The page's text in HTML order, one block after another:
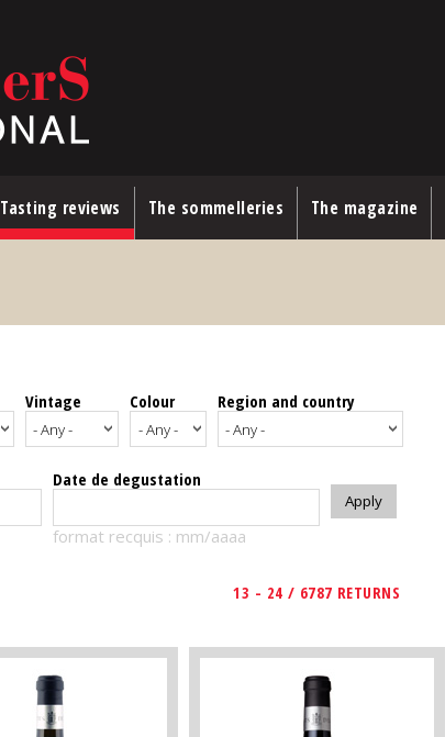
Tasting reviews The sommelleries The magazine
Vintage Colour Region and country
Date de degustation
format recquis : mm/aaaa
13 - 24 / 6787 RETURNS